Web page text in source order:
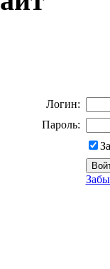
Логин:
Пароль: